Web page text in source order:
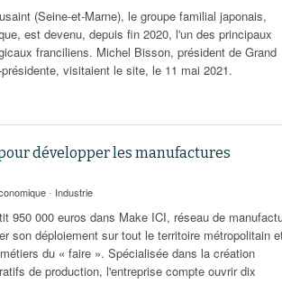
(Seine-et-Marne), le groupe familial japonais,
est devenu, depuis fin 2020, l'un des principaux
franciliens. Michel Bisson, président de Grand
visitaient le site, le 11 mai 2021.
développer les manufactures
- Industrie
950 000 euros dans Make ICI, réseau de
son déploiement sur tout le territoire métropolitain
du « faire ». Spécialisée dans la création
de production, l'entreprise compte ouvrir dix